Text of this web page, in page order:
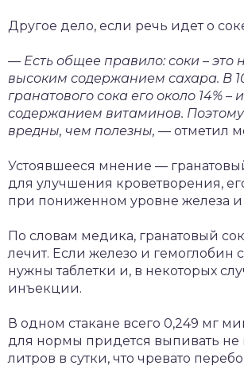
Другое дело, если речь идет о
— Есть общее правило: соки – это
высоким содержанием сахара. В
гранатового сока его около 14%
содержанием витаминов.
вредны, чем полезны, — отметил
Устоявшееся мнение —
для улучшения кроветворения,
при пониженном уровне железа и
По словам медика, гранатовый
лечит. Если железо и гемоглобин
нужны таблетки и, в некоторых
инъекции.
В одном стакане всего 0,249 мг
для нормы придется выпивать
литров в сутки, что чревато